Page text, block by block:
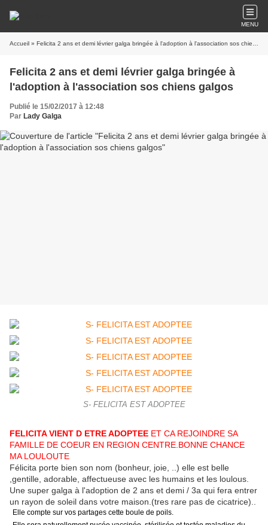
MENU
Accueil » Felicita 2 ans et demi lévrier galga bringée à l'adoption à l'association sos chiens galgos
Felicita 2 ans et demi lévrier galga bringée à
l'adoption à l'association sos chiens galgos
Publié le 15/02/2017 à 12:48
Par Lady Galga
S- FELICITA EST ADOPTEE
FELICITA VIENT D ETRE ADOPTEE ET CA REJOINDRE SA
FAMILLE DE COEUR EN REGION CENTRE.BONNE CHANCE
MA LOULOUTE
Félicita porte bien son nom (bonheur, joie, ..) elle est belle
,gentille, adorable, affectueuse avec les humains et les loulous.
Une super galga à l'adoption de 2 ans et demi / 3a qui fera entrer
un rayon de soleil dans votre maison.(tres rare pas de cicatrice)..
Elle compte sur vos partages cette boule de poils.